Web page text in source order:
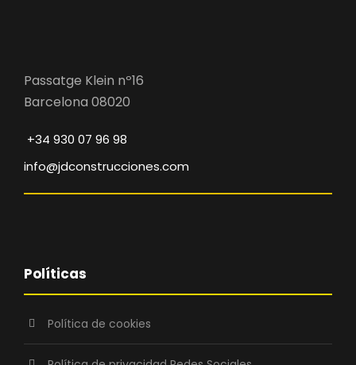
Passatge Klein nº16
Barcelona 08020
+34 930 07 96 98
info@jdconstrucciones.com
Políticas
Política de cookies